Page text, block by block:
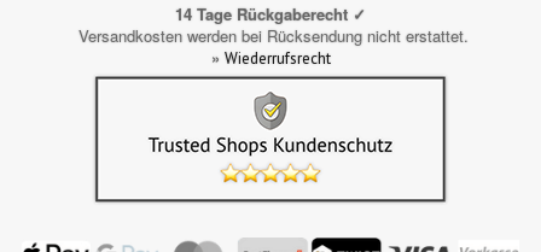
14 Tage Rückgaberecht ✓
Versandkosten werden bei Rücksendung nicht erstattet.
» Wiederrufsrecht